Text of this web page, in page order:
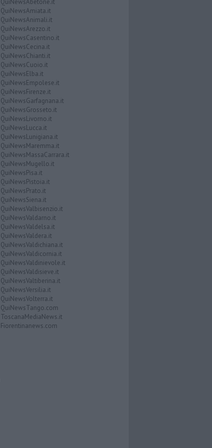
QuiNewsAmiata.it
QuiNewsAnimali.it
QuiNewsArezzo.it
QuiNewsCasentino.it
QuiNewsCecina.it
QuiNewsChianti.it
QuiNewsCuoio.it
QuiNewsElba.it
QuiNewsEmpolese.it
QuiNewsFirenze.it
QuiNewsGarfagnana.it
QuiNewsGrosseto.it
QuiNewsLivorno.it
QuiNewsLucca.it
QuiNewsLunigiana.it
QuiNewsMaremma.it
QuiNewsMassaCarrara.it
QuiNewsMugello.it
QuiNewsPisa.it
QuiNewsPistoia.it
QuiNewsPrato.it
QuiNewsSiena.it
QuiNewsValbisenzio.it
QuiNewsValdarno.it
QuiNewsValdelsa.it
QuiNewsValdera.it
QuiNewsValdichiana.it
QuiNewsValdicornia.it
QuiNewsValdinievole.it
QuiNewsValdisieve.it
QuiNewsValtiberina.it
QuiNewsVersilia.it
QuiNewsVolterra.it
QuiNewsTango.com
ToscanaMediaNews.it
Fiorentinanews.com